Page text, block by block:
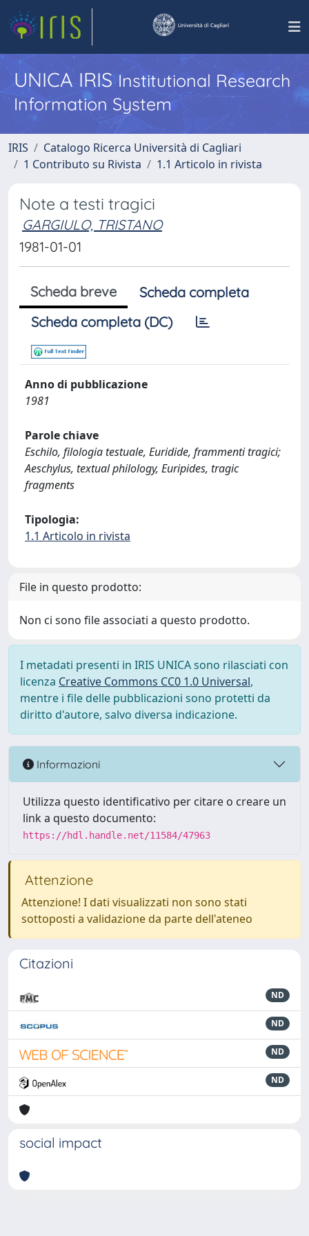
UNICA IRISInstitutional Research
Information System
IRIS
Catalogo Ricerca Università di Cagliari
1 Contributo su Rivista
1.1 Articolo in rivista
Note a testi tragici
GARGIULO, TRISTANO
1981-01-01
Scheda breve
Scheda completa
Scheda completa (DC)
Anno di pubblicazione
1981
Parole chiave
Eschilo, filologia testuale, Euridide, frammenti tragici;
Aeschylus, textual philology, Euripides, tragic
fragments
Tipologia:
1.1 Articolo in rivista
File in questo prodotto:
Non ci sono file associati a questo prodotto.
I metadati presenti in IRIS UNICA sono rilasciati con
licenza Creative Commons CC0 1.0 Universal,
mentre i file delle pubblicazioni sono protetti da
diritto d'autore, salvo diversa indicazione.
Informazioni
Utilizza questo identificativo per citare o creare un
link a questo documento:
https://hdl.handle.net/11584/47963
Attenzione
Attenzione! I dati visualizzati non sono stati
sottoposti a validazione da parte dell'ateneo
Citazioni
ND
ND
ND
ND
social impact